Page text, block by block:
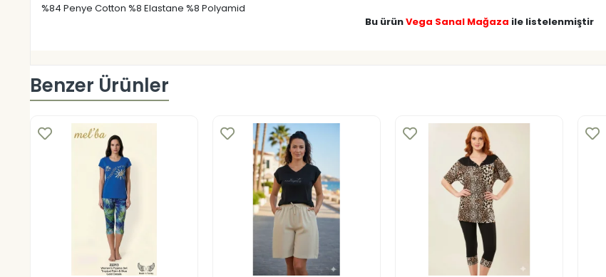
%84 Penye Cotton %8 Elastane %8 Polyamid
Bu ürünVega Sanal Mağaza ile listelenmiştir
Benzer Ürünler